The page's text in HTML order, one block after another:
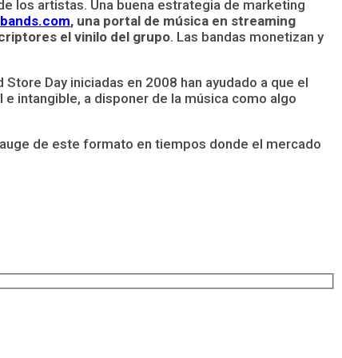
los artistas. Una buena estrategia de marketing
, una portal de música en streaming
el vinilo del grupo. Las bandas monetizan y
Day iniciadas en 2008 han ayudado a que el
intangible, a disponer de la música como algo
de este formato en tiempos donde el mercado